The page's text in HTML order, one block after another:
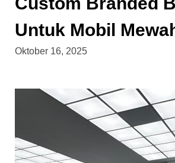
Untuk Mobil
Oktober 16, 2025